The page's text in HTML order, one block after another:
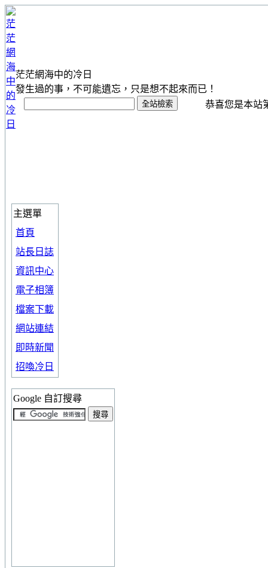
茫茫網海中的冷日
發生過的事，不可能遺忘，只是想不起來而已！
恭喜您是本站
主選單
首頁
站長日誌
資訊中心
電子相簿
檔案下載
網站連結
即時新聞
招喚冷日
Google 自訂搜尋